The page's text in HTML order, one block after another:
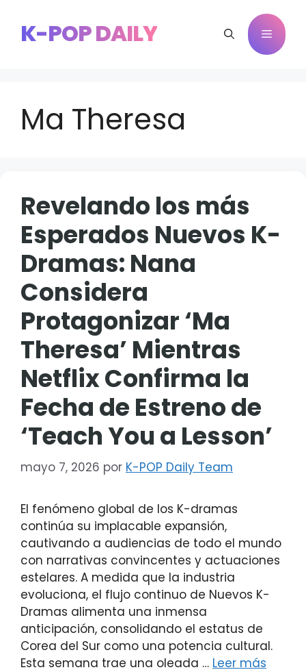
contenido
K-POP DAILY Menú
Ma Theresa
Revelando los más
Esperados Nuevos K-
Dramas: Nana
Considera
Protagonizar ‘Ma
Theresa’ Mientras
Netflix Confirma la
Fecha de Estreno de
‘Teach You a Lesson’
mayo 7, 2026 por K-POP Daily Team
El fenómeno global de los K-dramas
continúa su implacable expansión,
cautivando a audiencias de todo el mundo
con narrativas convincentes y actuaciones
estelares. A medida que la industria
evoluciona, el flujo continuo de Nuevos K-
Dramas alimenta una inmensa
anticipación, consolidando el estatus de
Corea del Sur como una potencia cultural.
Esta semana trae una oleada … Leer más